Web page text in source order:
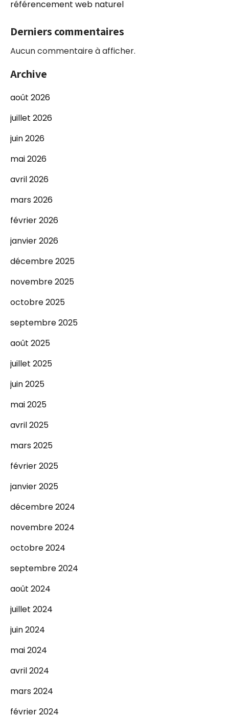
référencement web naturel
Derniers commentaires
Aucun commentaire à afficher.
Archive
août 2026
juillet 2026
juin 2026
mai 2026
avril 2026
mars 2026
février 2026
janvier 2026
décembre 2025
novembre 2025
octobre 2025
septembre 2025
août 2025
juillet 2025
juin 2025
mai 2025
avril 2025
mars 2025
février 2025
janvier 2025
décembre 2024
novembre 2024
octobre 2024
septembre 2024
août 2024
juillet 2024
juin 2024
mai 2024
avril 2024
mars 2024
février 2024